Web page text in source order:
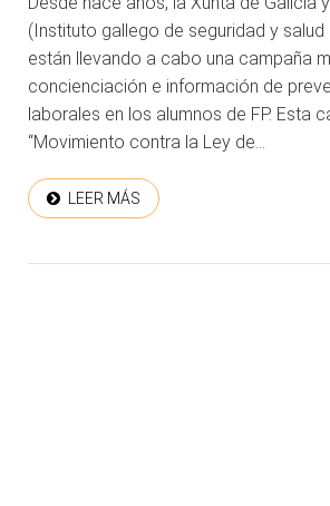
(Instituto gallego de seguridad y salud
están llevando a cabo una campaña
concienciación e información de
laborales en los alumnos de FP. Esta
“Movimiento contra la Ley de...
LEER MÁS